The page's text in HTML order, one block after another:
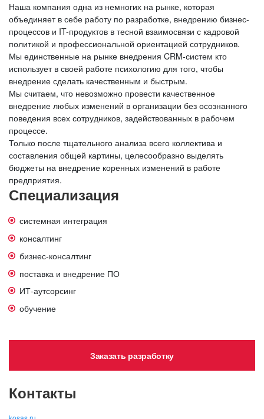
Наша компания одна из немногих на рынке, которая
объединяет в себе работу по разработке, внедрению бизнес-
процессов и IT-продуктов в тесной взаимосвязи с кадровой
политикой и профессиональной ориентацией сотрудников.
Мы единственные на рынке внедрения CRM-систем кто
использует в своей работе психологию для того, чтобы
внедрение сделать качественным и быстрым.
Мы считаем, что невозможно провести качественное
внедрение любых изменений в организации без осознанного
поведения всех сотрудников, задействованных в рабочем
процессе.
Только после тщательного анализа всего коллектива и
составления общей картины, целесообразно выделять
бюджеты на внедрение коренных изменений в работе
предприятия.
Специализация
системная интеграция
консалтинг
бизнес-консалтинг
поставка и внедрение ПО
ИТ-аутсорсинг
обучение
Заказать разработку
Контакты